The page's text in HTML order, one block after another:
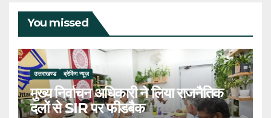
You missed
उत्तराखण्ड ब्रेकिंग न्यूज़
मुख्य निर्वाचन अधिकारी ने लिया राजनैतिक
दलों से SIR पर फीडबैक